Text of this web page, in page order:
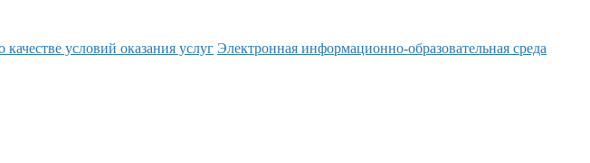
условий оказания услуг Электронная информационно-образовательная среда